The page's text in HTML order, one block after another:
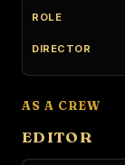
AS A CREW
EDITOR